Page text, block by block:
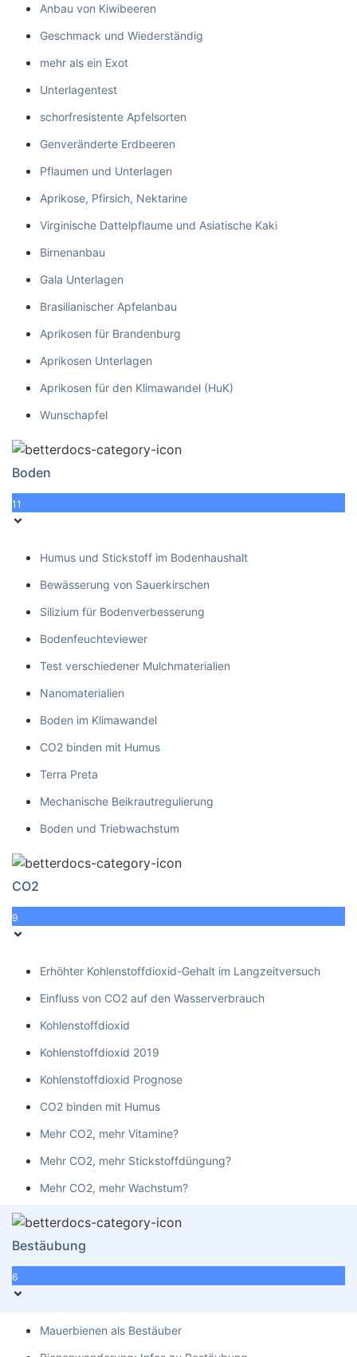
Anbau von Kiwibeeren
Geschmack und Wiederständig
mehr als ein Exot
Unterlagentest
schorfresistente Apfelsorten
Genveränderte Erdbeeren
Pflaumen und Unterlagen
Aprikose, Pfirsich, Nektarine
Virginische Dattelpflaume und Asiatische Kaki
Birnenanbau
Gala Unterlagen
Brasilianischer Apfelanbau
Aprikosen für Brandenburg
Aprikosen Unterlagen
Aprikosen für den Klimawandel (HuK)
Wunschapfel
Boden
11
Humus und Stickstoff im Bodenhaushalt
Bewässerung von Sauerkirschen
Silizium für Bodenverbesserung
Bodenfeuchteviewer
Test verschiedener Mulchmaterialien
Nanomaterialien
Boden im Klimawandel
CO2 binden mit Humus
Terra Preta
Mechanische Beikrautregulierung
Boden und Triebwachstum
CO2
9
Erhöhter Kohlenstoffdioxid-Gehalt im Langzeitversuch
Einfluss von CO2 auf den Wasserverbrauch
Kohlenstoffdioxid
Kohlenstoffdioxid 2019
Kohlenstoffdioxid Prognose
CO2 binden mit Humus
Mehr CO2, mehr Vitamine?
Mehr CO2, mehr Stickstoffdüngung?
Mehr CO2, mehr Wachstum?
Bestäubung
6
Mauerbienen als Bestäuber